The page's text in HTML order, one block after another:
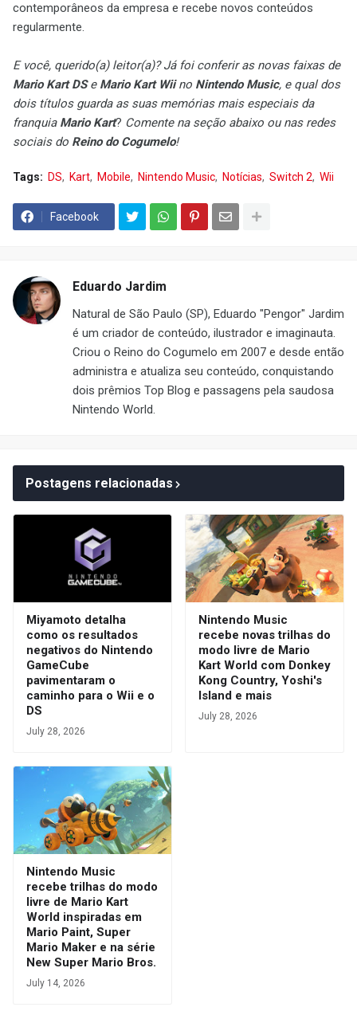
contemporâneos da empresa e recebe novos conteúdos
regularmente.
E você, querido(a) leitor(a)? Já foi conferir as novas faixas de
Mario Kart DS e Mario Kart Wii no Nintendo Music, e qual dos
dois títulos guarda as suas memórias mais especiais da
franquia Mario Kart? Comente na seção abaixo ou nas redes
sociais do Reino do Cogumelo!
Tags: DS Kart Mobile Nintendo Music Notícias Switch 2 Wii
Facebook
Eduardo Jardim
Natural de São Paulo (SP), Eduardo "Pengor" Jardim
é um criador de conteúdo, ilustrador e imaginauta.
Criou o Reino do Cogumelo em 2007 e desde então
administra e atualiza seu conteúdo, conquistando
dois prêmios Top Blog e passagens pela saudosa
Nintendo World.
Postagens relacionadas
Miyamoto detalha
como os resultados
negativos do Nintendo
GameCube
pavimentaram o
caminho para o Wii e o
DS
July 28, 2026
Nintendo Music
recebe novas trilhas do
modo livre de Mario
Kart World com Donkey
Kong Country, Yoshi's
Island e mais
July 28, 2026
Nintendo Music
recebe trilhas do modo
livre de Mario Kart
World inspiradas em
Mario Paint, Super
Mario Maker e na série
New Super Mario Bros.
July 14, 2026